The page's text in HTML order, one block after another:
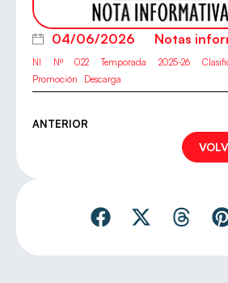
04/06/2026 Notas
NI Nº 022 Temporada 2025-26
Promoción
Descarga
ANTERIOR